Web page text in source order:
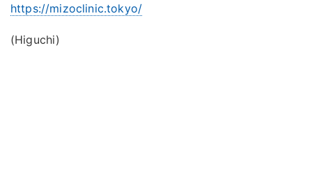
https://mizoclinic.tokyo/
(Higuchi)